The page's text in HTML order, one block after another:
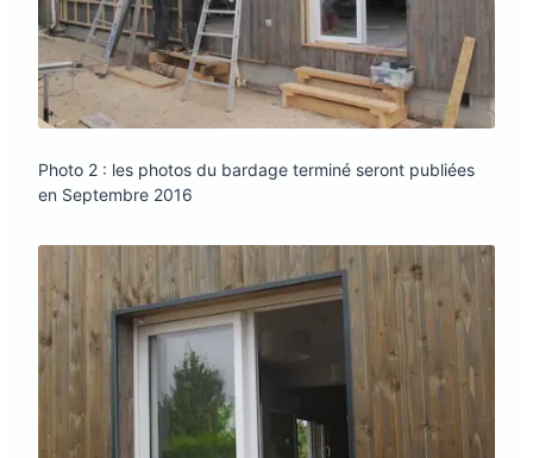
Photo 2 : les photos du bardage terminé seront publiées
en Septembre 2016